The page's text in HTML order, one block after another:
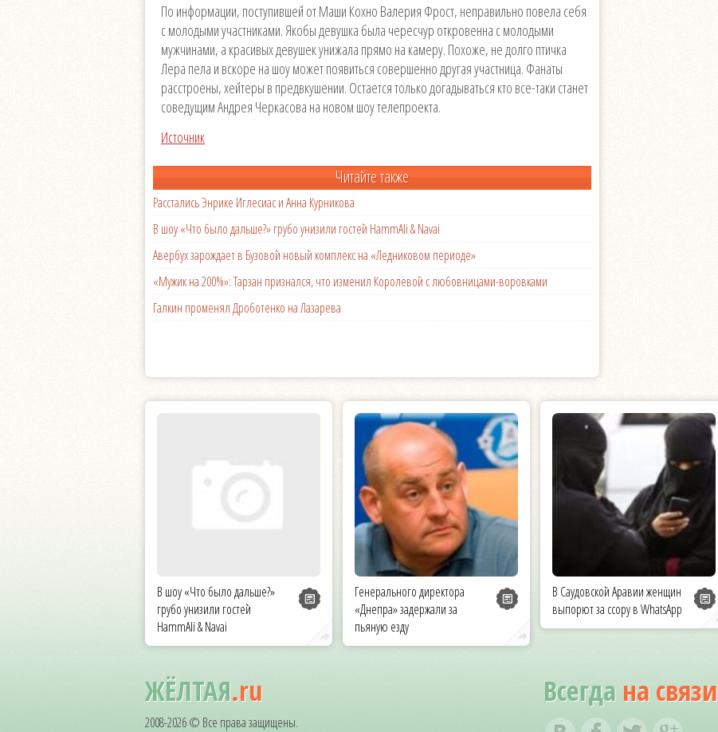
По информации, поступившей от Маши Кохно Валерия Фрост, неправильно повела себя
с молодыми участниками. Якобы девушка была чересчур откровенна с молодыми
мужчинами, а красивых девушек унижала прямо на камеру. Похоже, не долго птичка
Лера пела и вскоре на шоу может появиться совершенно другая участница. Фанаты
расстроены, хейтеры в предвкушении. Остается только догадываться кто все-таки станет
соведущим Андрея Черкасова на новом шоу телепроекта.
Источник
Читайте также
Расстались Энрике Иглесиас и Анна Курникова
В шоу «Что было дальше?» грубо унизили гостей HammAli & Navai
Авербух зарождает в Бузовой новый комплекс на «Ледниковом периоде»
«Мужик на 200%»: Тарзан признался, что изменил Королёвой с любовницами-воровками
Галкин променял Дроботенко на Лазарева
В шоу «Что было дальше?»
грубо унизили гостей
HammAli & Navai
Генерального директора
«Днепра» задержали за
пьяную езду
В Саудовской Аравии женщин
выпорют за ссору в WhatsApp
ЖЁЛТАЯ.ru
2008-2026 © Все права защищены.
Всегда на связи